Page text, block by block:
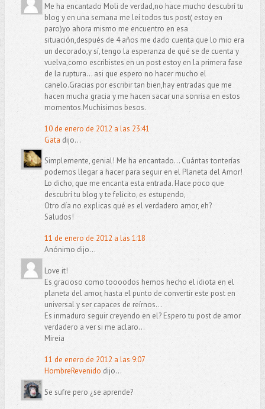
Me ha encantado Moli de verdad,no hace mucho descubrí tu
blog y en una semana me leí todos tus post( estoy en
paro)yo ahora mismo me encuentro en esa
situación,después de 4 años me dado cuenta que lo mio era
un decorado,y sí, tengo la esperanza de qué se de cuenta y
vuelva,como escribistes en un post estoy en la primera fase
de la ruptura... asi que espero no hacer mucho el
canelo.Gracias por escribir tan bien,hay entradas que me
hacen mucha gracia y me hacen sacar una sonrisa en estos
momentos.Muchisimos besos.
10 de enero de 2012 a las 23:41
Gata dijo...
Simplemente, genial! Me ha encantado... Cuántas tonterías
podemos llegar a hacer para seguir en el Planeta del Amor!
Lo dicho, que me encanta esta entrada. Hace poco que
descubrí tu blog y te felicito, es estupendo,
Otro día no explicas qué es el verdadero amor, eh?
Saludos!
11 de enero de 2012 a las 1:18
Anónimo dijo...
Love it!
Es gracioso como toooodos hemos hecho el idiota en el
planeta del amor, hasta el punto de convertir este post en
universal y ser capaces de reírnos...
Es inmaduro seguir creyendo en el? Espero tu post de amor
verdadero a ver si me aclaro...
Mireia
11 de enero de 2012 a las 9:07
HombreRevenido dijo...
Se sufre pero ¿se aprende?